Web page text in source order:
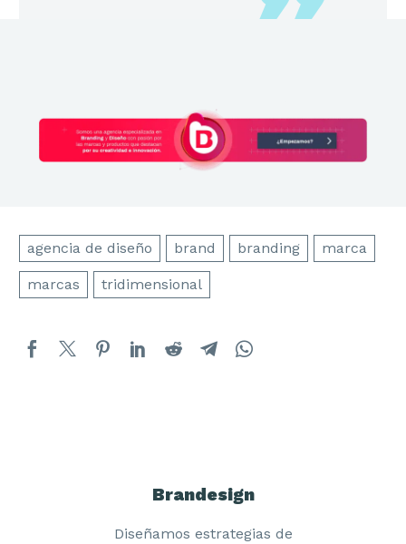
agencia de diseño brand branding marca
marcas tridimensional
Brandesign
Diseñamos estrategias de